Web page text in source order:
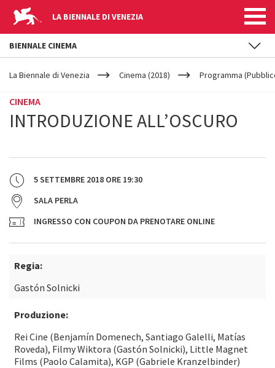
LA BIENNALE DI VENEZIA
YOUR
ARE
La Biennale di Venezia Cinema (2018) Programma
CINEMA
INTRODUZIONE ALL’OSCURO
5 SETTEMBRE 2018 ORE 19:30
SALA PERLA
INGRESSO CON COUPON DA PRENOTARE ONLINE
Regia:
Gastón Solnicki
Produzione:
Rei Cine (Benjamín Domenech, Santiago Galelli, Matías
Roveda), Filmy Wiktora (Gastón Solnicki), Little Magnet
Films (Paolo Calamita), KGP (Gabriele Kranzelbinder)
BIENNALE CINEMA